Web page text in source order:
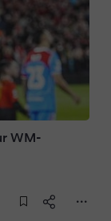
WM-